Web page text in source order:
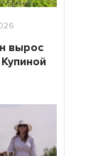
вырос